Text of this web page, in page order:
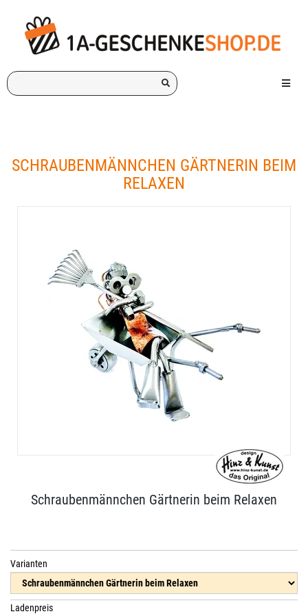
Ich
suche
Menü
SCHRAUBENMÄNNCHEN GÄRTNERIN BEIM
RELAXEN
Schraubenmännchen Gärtnerin beim Relaxen
Varianten
Ladenpreis